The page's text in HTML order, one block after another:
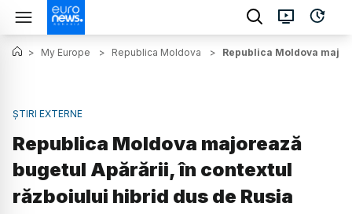
> My Europe > Republica Moldova > Republica Moldova
ȘTIRI EXTERNE
Republica Moldova majorează
bugetul Apărării, în contextul
războiului hibrid dus de Rusia